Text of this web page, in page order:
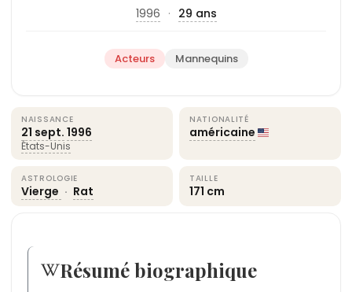
1996 · 29 ans
Acteurs Mannequins
NAISSANCE
21 sept. 1996
États-Unis
NATIONALITÉ
américaine
ASTROLOGIE
Vierge · Rat
TAILLE
171 cm
Résumé biographique